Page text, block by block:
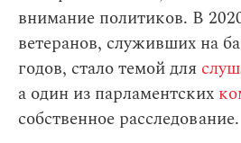
внимание политиков. В
ветеранов, служивших на
годов, стало темой для
а один из парламентских
собственное расследование.